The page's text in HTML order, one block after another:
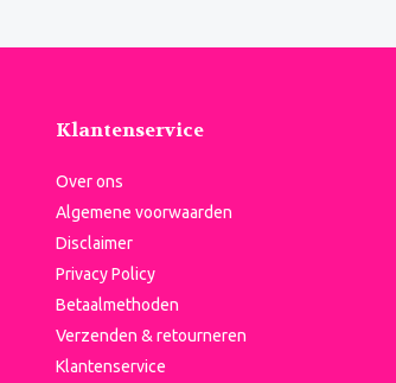
Klantenservice
Over ons
Algemene voorwaarden
Disclaimer
Privacy Policy
Betaalmethoden
Verzenden & retourneren
Klantenservice